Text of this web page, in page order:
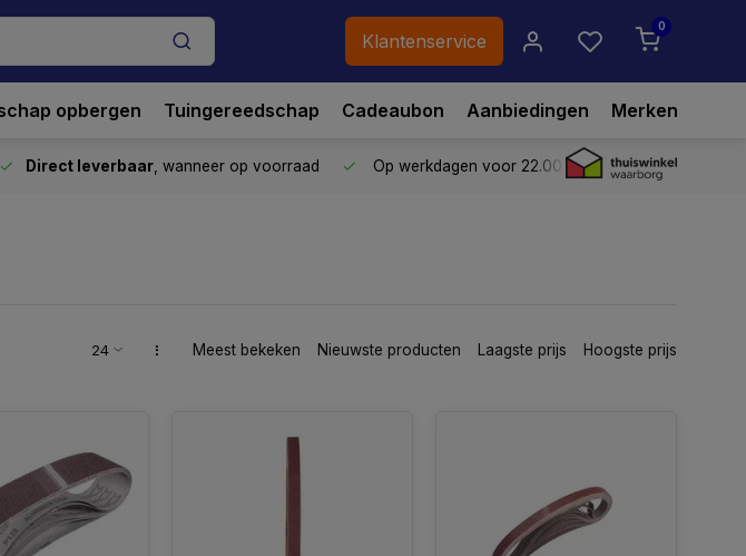
Klantenservice
0
opbergen Tuingereedschap Cadeaubon Aanbiedingen Merken
Direct leverbaar , wanneer op voorraad Op werkdagen voor 22.00 uur besteld,vandaag
Meest bekeken Nieuwste producten Laagste prijs Hoogste prijs